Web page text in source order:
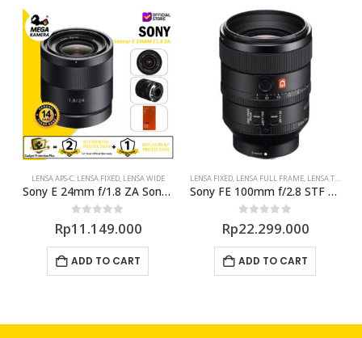
LENSA APS-C, LENSA FIXED, LENSA WIDE
Sony E 24mm f/1.8 ZA Sonnar T* Lens
0 out of 5
Rp11.149.000
ADD TO CART
LENSA FIXED, LENSA FULL FRAME, LENSA TELE
Sony FE 100mm f/2.8 STF GM OSS Lens
0out of 5
Rp22.299.000
ADD TO CART